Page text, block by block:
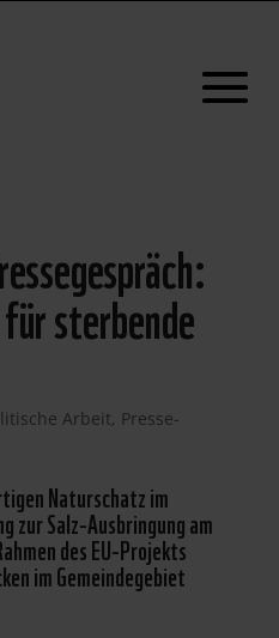
sterbende
Arbeit, Presse-
Naturschatz im
zur Salz-Ausbringung am
des EU-Projekts
im Gemeindegebiet